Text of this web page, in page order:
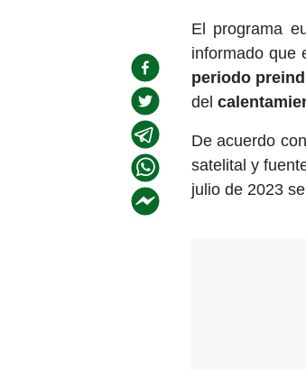
El programa
informado que
periodo
del
De acuerdo
satelital y
julio de 2023